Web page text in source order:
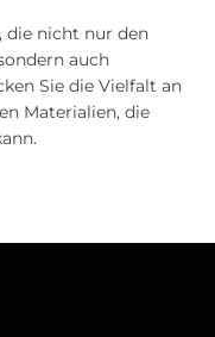
die nicht nur den
auch
Sie die Vielfalt an
Materialien, die